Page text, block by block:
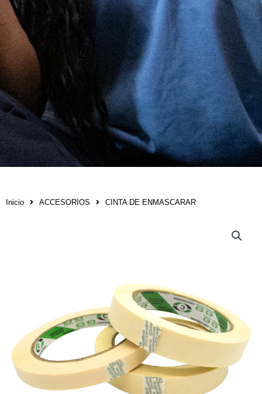
Inicio ACCESORIOS CINTA DE ENMASCARAR